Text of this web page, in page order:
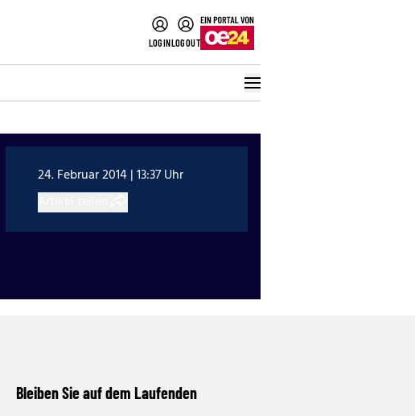
LOGINLOGOUT
24. Februar 2014 | 13:37 Uhr
Bleiben Sie auf dem Laufenden